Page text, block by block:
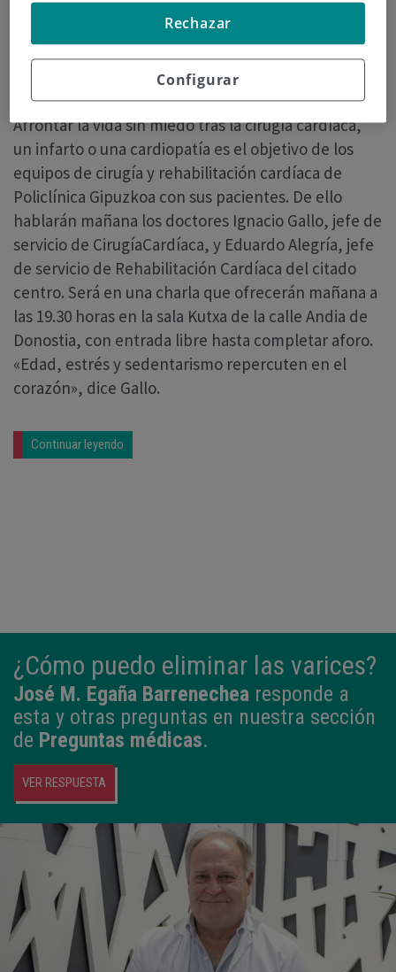
Fuente: Diario Vasco
Dr.Ignacio Gallo,Servicio de Cirugía Cardiacade
Afrontar la vida sin miedo tras la cirugía cardíaca,
un infarto o una cardiopatía es el objetivo de los
equipos de cirugía y rehabilitación cardíaca de
Policlínica Gipuzkoa con sus pacientes. De ello
hablarán mañana los doctores Ignacio Gallo, jefe de
servicio de CirugíaCardíaca, y Eduardo Alegría, jefe
de servicio de Rehabilitación Cardíaca del citado
centro. Será en una charla que ofrecerán mañana a
las 19.30 horas en la sala Kutxa de la calle Andia de
Donostia, con entrada libre hasta completar aforo.
«Edad, estrés y sedentarismo repercuten en el
corazón», dice Gallo.
Continuar leyendo
¿Cómo puedo eliminar las varices?
José M. Egaña Barrenechea responde a
esta y otras preguntas en nuestra sección
de Preguntas médicas.
VER RESPUESTA
Configurar
Rechazar